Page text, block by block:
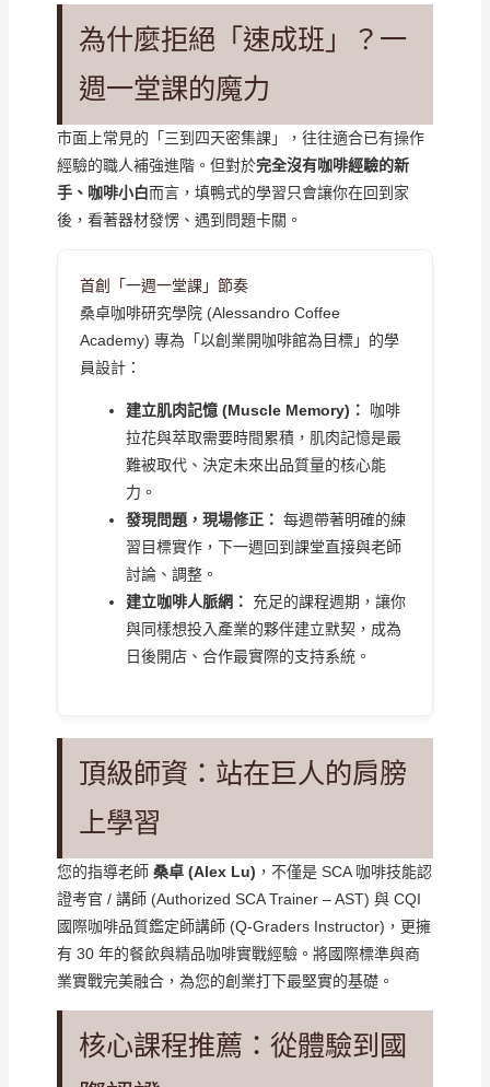
為什麼拒絕「速成班」？一
週一堂課的魔力
市面上常見的「三到四天密集課」，往往適合已有操作
經驗的職人補強進階。但對於完全沒有咖啡經驗的新
手、咖啡小白而言，填鴨式的學習只會讓你在回到家
後，看著器材發愣、遇到問題卡關。
首創「一週一堂課」節奏
桑卓咖啡研究學院 (Alessandro Coffee
Academy) 專為「以創業開咖啡館為目標」的學
員設計：
建立肌肉記憶 (Muscle Memory)：
咖啡
拉花與萃取需要時間累積，肌肉記憶是最
難被取代、決定未來出品質量的核心能
力。
發現問題，現場修正： 每週帶著明確的練
習目標實作，下一週回到課堂直接與老師
討論、調整。
建立咖啡人脈網：
充足的課程週期，讓你
與同樣想投入產業的夥伴建立默契，成為
日後開店、合作最實際的支持系統。
頂級師資：站在巨人的肩膀
上學習
您的指導老師 桑卓 (Alex Lu) ，不僅是 SCA 咖啡技能認
證考官 / 講師 (Authorized SCA Trainer – AST) 與 CQI
國際咖啡品質鑑定師講師 (Q-Graders Instructor)，更擁
有 30 年的餐飲與精品咖啡實戰經驗。將國際標準與商
業實戰完美融合，為您的創業打下最堅實的基礎。
核心課程推薦：從體驗到國